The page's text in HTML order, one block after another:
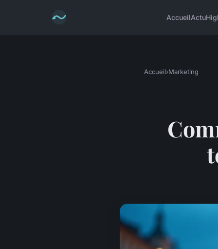
AccueilActu
Accueil›Marketing